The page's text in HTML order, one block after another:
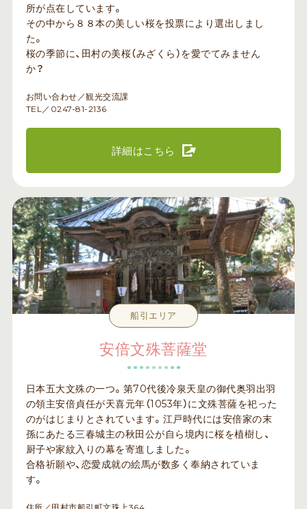
所が点在しています。
その中から８８本の美しい桜を投票により選出しまし
た。
桜の季節に、田村の美桜（みざくら）を愛でてみません
か？
お問い合わせ／観光交流課
TEL／0247-81-2136
詳細はこちら
船引エリア
安倍文殊菩薩堂
日本五大文殊の一つ。第70代後冷泉天皇の御代奥羽出羽
の領主安倍貞任が天喜元年（1053年）に文殊菩薩を祀った
のがはじまりとされています。江戸時代には安倍家の末
孫にあたる三春城主の秋田公が自ら境内に桜を植樹し、
厨子や家紋入りの幕を寄進しました。
合格祈願や、恋愛成就の絵馬が数多く奉納されていま
す。